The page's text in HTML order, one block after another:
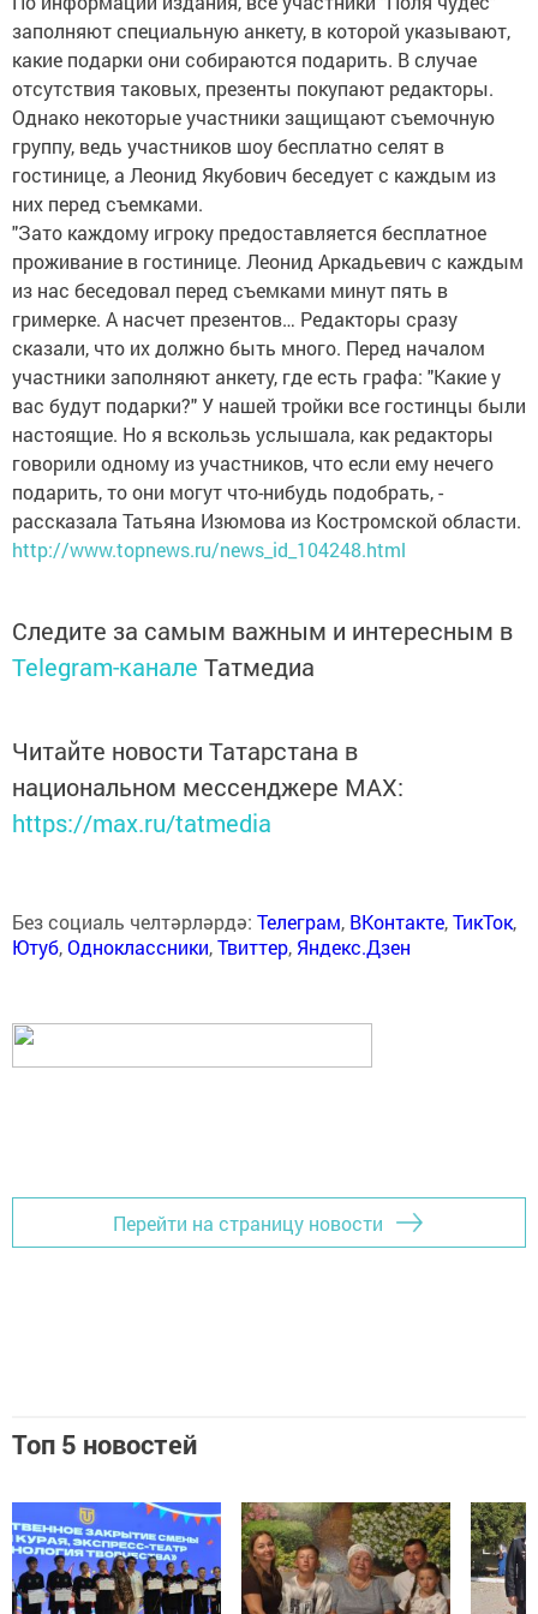
заполняют специальную анкету, в которой указывают,
какие подарки они собираются подарить. В случае
отсутствия таковых, презенты покупают редакторы.
Однако некоторые участники защищают съемочную
группу, ведь участников шоу бесплатно селят в
гостинице, а Леонид Якубович беседует с каждым из
них перед съемками.
"Зато каждому игроку предоставляется бесплатное
проживание в гостинице. Леонид Аркадьевич с каждым
из нас беседовал перед съемками минут пять в
гримерке. А насчет презентов… Редакторы сразу
сказали, что их должно быть много. Перед началом
участники заполняют анкету, где есть графа: "Какие у
вас будут подарки?" У нашей тройки все гостинцы были
настоящие. Но я вскользь услышала, как редакторы
говорили одному из участников, что если ему нечего
подарить, то они могут что-нибудь подобрать, -
рассказала Татьяна Изюмова из Костромской области.
http://www.topnews.ru/news_id_104248.html
Следите за самым важным и интересным в
Telegram-канале Татмедиа
Читайте новости Татарстана в
национальном мессенджере MАХ:
https://max.ru/tatmedia
Без социаль челтәрләрдә: Телеграм, ВКонтакте,ТикТок,
Ютуб,Одноклассники,Твиттер, Яндекс.Дзен
Перейти на страницу новости
Топ 5 новостей